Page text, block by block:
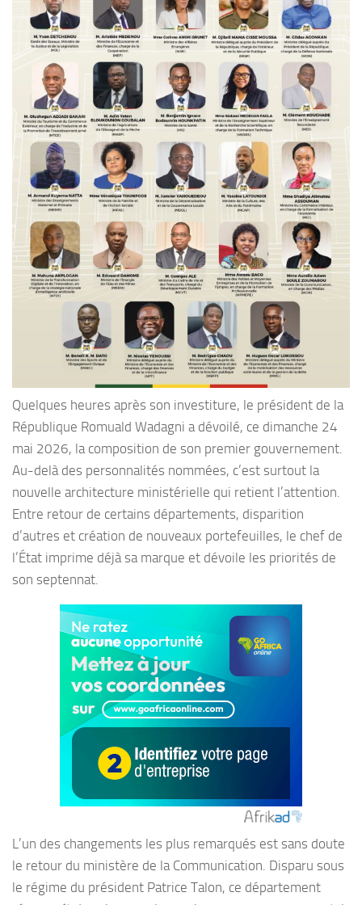
Quelques heures après son investiture, le président de la
République Romuald Wadagni a dévoilé, ce dimanche 24
mai 2026, la composition de son premier gouvernement.
Au-delà des personnalités nommées, c’est surtout la
nouvelle architecture ministérielle qui retient l’attention.
Entre retour de certains départements, disparition
d’autres et création de nouveaux portefeuilles, le chef de
l’État imprime déjà sa marque et dévoile les priorités de
son septennat.
L’un des changements les plus remarqués est sans doute
le retour du ministère de la Communication. Disparu sous
le régime du président Patrice Talon, ce département